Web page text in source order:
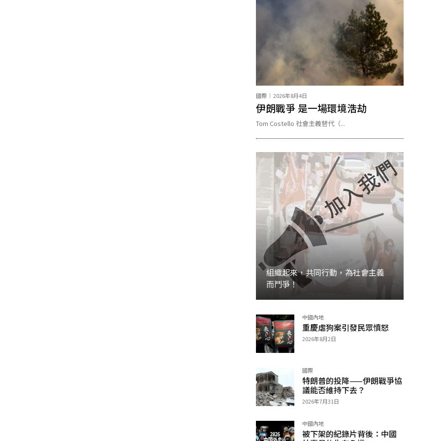
國際 2026年8月4日
伊朗戰爭 是一場環境浩劫
Tom Costello 社會主義替代（...
組織起來，共同行動，為社會主義
而鬥爭！
加入 中國內地
重慶虐狗案引發民眾憤怒
2026年8月2日
國際
特朗普的投降——伊朗戰爭協
議能否維持下去？
2026年7月31日
中國內地
被下架的紀錄片背後：中國